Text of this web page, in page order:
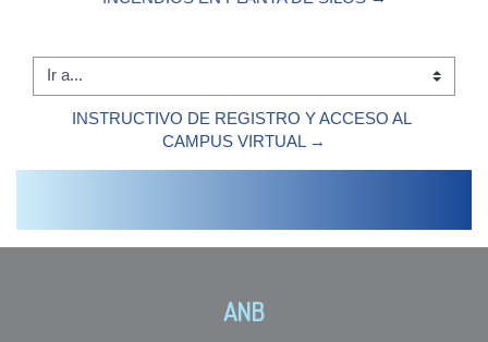
Ir a...
INSTRUCTIVO DE REGISTRO Y ACCESO AL
CAMPUS VIRTUAL →
ANB